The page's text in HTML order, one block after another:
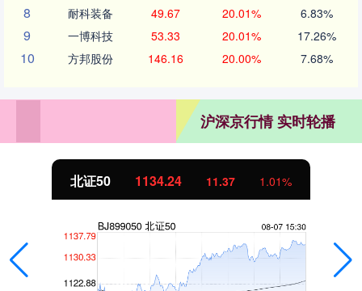
8 耐科装备 49.67 20.01% 6.83%
9 一博科技 53.33 20.01% 17.26%
10 方邦股份 146.16 20.00% 7.68%
沪深京行情 实时轮播
北证50 1134.24 11.37 1.01%